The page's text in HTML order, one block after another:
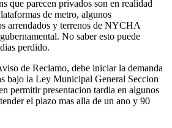
que parecen privados son en realidad
de metro, algunos
arrendados y terrenos de NYCHA
No saber esto puede
perdido.
de Reclamo, debe iniciar la demanda
bajo la Ley Municipal General Seccion
permitir presentacion tardia en algunos
el plazo mas alla de un ano y 90